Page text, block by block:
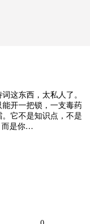
这东西，太私人了。
开一把锁，一支毒药
它不是知识点，不是
而是你…